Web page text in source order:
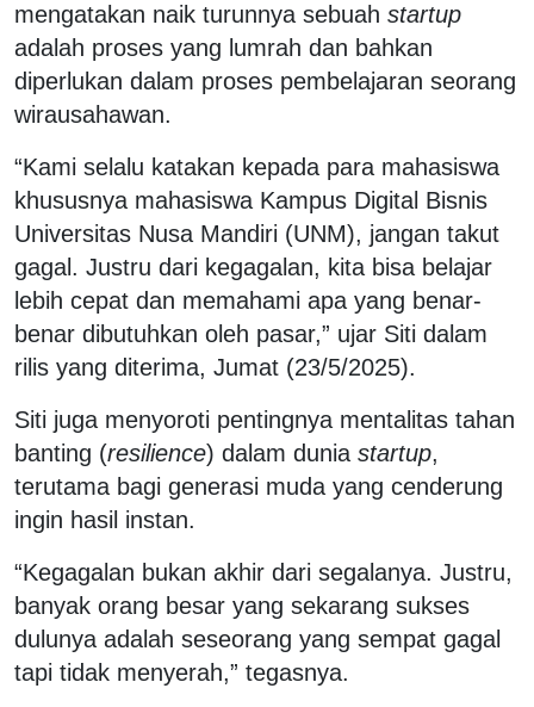
mengatakan naik turunnya sebuah startup
adalah proses yang lumrah dan bahkan
diperlukan dalam proses pembelajaran seorang
wirausahawan.
“Kami selalu katakan kepada para mahasiswa
khususnya mahasiswa Kampus Digital Bisnis
Universitas Nusa Mandiri (UNM), jangan takut
gagal. Justru dari kegagalan, kita bisa belajar
lebih cepat dan memahami apa yang benar-
benar dibutuhkan oleh pasar,” ujar Siti dalam
rilis yang diterima, Jumat (23/5/2025).
Siti juga menyoroti pentingnya mentalitas tahan
banting (resilience) dalam dunia startup,
terutama bagi generasi muda yang cenderung
ingin hasil instan.
“Kegagalan bukan akhir dari segalanya. Justru,
banyak orang besar yang sekarang sukses
dulunya adalah seseorang yang sempat gagal
tapi tidak menyerah,” tegasnya.